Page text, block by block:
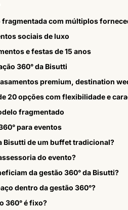
fragmentada com múltiplos
sociais de luxo
e festas de 15 anos
360° da Bisutti
20 opções com flexibilidade e
fragmentado
para eventos
Bisutti de um buffet tradicional?
do evento?
da gestão 360° da Bisutti?
dentro da gestão 360°?
360° é fixo?